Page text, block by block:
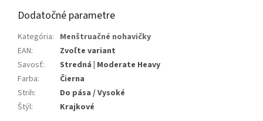
Dodatočné parametre
Kategória: Menštruačné nohavičky
EAN:
Zvoľte variant
Savosť:
Stredná | Moderate Heavy
Farba:
Čierna
Strih:
Do pása / Vysoké
Štýl: Krajkové